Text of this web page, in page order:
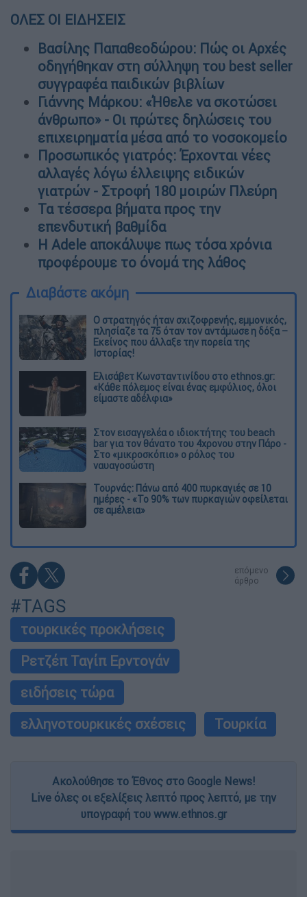
ΟΛΕΣ ΟΙ ΕΙΔΗΣΕΙΣ
Βασίλης Παπαθεοδώρου: Πώς οι Αρχές
οδηγήθηκαν στη σύλληψη του best seller
συγγραφέα παιδικών βιβλίων
Γιάννης Μάρκου: «Ήθελε να σκοτώσει
άνθρωπο» - Οι πρώτες δηλώσεις του
επιχειρηματία μέσα από το νοσοκομείο
Προσωπικός γιατρός: Έρχονται νέες
αλλαγές λόγω έλλειψης ειδικών
γιατρών - Στροφή 180 μοιρών Πλεύρη
Τα τέσσερα βήματα προς την
επενδυτική βαθμίδα
Η Adele αποκάλυψε πως τόσα χρόνια
προφέρουμε το όνομά της λάθος
Διαβάστε ακόμη
O στρατηγός ήταν σχιζοφρενής, εμμονικός,
πλησίαζε τα 75 όταν τον αντάμωσε η δόξα –
Εκείνος που άλλαξε την πορεία της
Ιστορίας!
Ελισάβετ Κωνσταντινίδου στο ethnos.gr:
«Κάθε πόλεμος είναι ένας εμφύλιος, όλοι
είμαστε αδέλφια»
Στον εισαγγελέα ο ιδιοκτήτης του beach
bar για τον θάνατο του 4χρονου στην Πάρο -
Στο «μικροσκόπιο» ο ρόλος του
ναυαγοσώστη
Τουρνάς: Πάνω από 400 πυρκαγιές σε 10
ημέρες - «Το 90% των πυρκαγιών οφείλεται
σε αμέλεια»
επόμενο
άρθρο
#TAGS
τουρκικές προκλήσεις
Ρετζέπ Ταγίπ Ερντογάν
ειδήσεις τώρα
ελληνοτουρκικές σχέσεις
Τουρκία
Ακολούθησε το Έθνος στο Google News!
Live όλες οι εξελίξεις λεπτό προς λεπτό, με την
υπογραφή του www.ethnos.gr